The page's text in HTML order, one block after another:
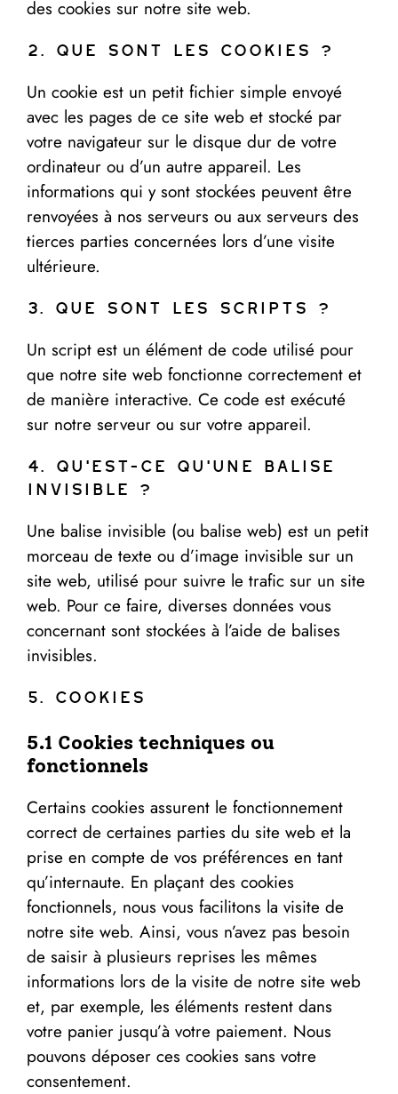
des cookies sur notre site web.
2. Que sont les cookies ?
Un cookie est un petit fichier simple envoyé
avec les pages de ce site web et stocké par
votre navigateur sur le disque dur de votre
ordinateur ou d’un autre appareil. Les
informations qui y sont stockées peuvent être
renvoyées à nos serveurs ou aux serveurs des
tierces parties concernées lors d’une visite
ultérieure.
3. Que sont les scripts ?
Un script est un élément de code utilisé pour
que notre site web fonctionne correctement et
de manière interactive. Ce code est exécuté
sur notre serveur ou sur votre appareil.
4. Qu’est-ce qu’une balise
invisible ?
Une balise invisible (ou balise web) est un petit
morceau de texte ou d’image invisible sur un
site web, utilisé pour suivre le trafic sur un site
web. Pour ce faire, diverses données vous
concernant sont stockées à l’aide de balises
invisibles.
5. Cookies
5.1 Cookies techniques ou
fonctionnels
Certains cookies assurent le fonctionnement
correct de certaines parties du site web et la
prise en compte de vos préférences en tant
qu’internaute. En plaçant des cookies
fonctionnels, nous vous facilitons la visite de
notre site web. Ainsi, vous n’avez pas besoin
de saisir à plusieurs reprises les mêmes
informations lors de la visite de notre site web
et, par exemple, les éléments restent dans
votre panier jusqu’à votre paiement. Nous
pouvons déposer ces cookies sans votre
consentement.